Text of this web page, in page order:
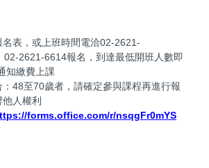
表，或上班時間電洽02-2621-
02-2621-6614報名，到達最低開班人數即
知繳費上課
48至70歲者，請確定參與課程再進行報
人權利
forms.office.com/r/nsqgFr0mYS